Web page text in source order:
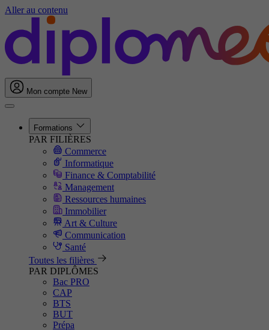
Aller au contenu
Mon compte New
Formations
PAR FILIÈRES
Commerce
Informatique
Finance & Comptabilité
Management
Ressources humaines
Immobilier
Art & Culture
Communication
Santé
Toutes les filières
PAR DIPLÔMES
Bac PRO
CAP
BTS
BUT
Prépa